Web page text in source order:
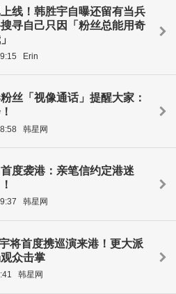
线！韩胜宇自曝还留有当兵
寻自己只因「粉丝总能用奇
Erin
丝「视像通话」提醒大家：
韩星网
度袭港：亲笔信约定港迷
韩星网
将首度携巡演来港！更大派
众击掌
韩星网